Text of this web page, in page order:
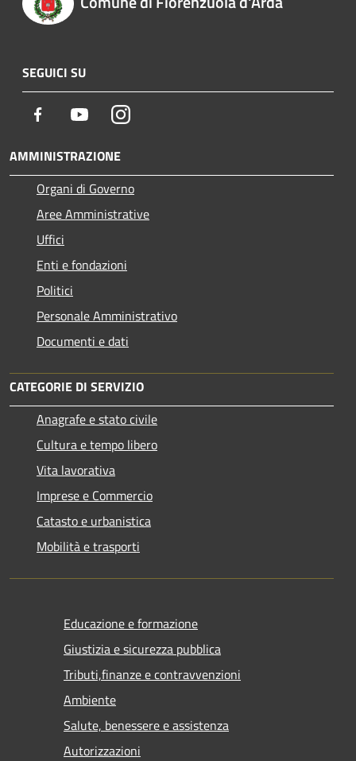
SEGUICI SU
Facebook YoutubeInstagram
AMMINISTRAZIONE
Organi di Governo
Aree Amministrative
Uffici
Enti e fondazioni
Politici
Personale Amministrativo
Documenti e dati
CATEGORIE DI SERVIZIO
Anagrafe e stato civile
Cultura e tempo libero
Vita lavorativa
Imprese e Commercio
Catasto e urbanistica
Mobilità e trasporti
Educazione e formazione
Giustizia e sicurezza pubblica
Tributi,finanze e contravvenzioni
Ambiente
Salute, benessere e assistenza
Autorizzazioni